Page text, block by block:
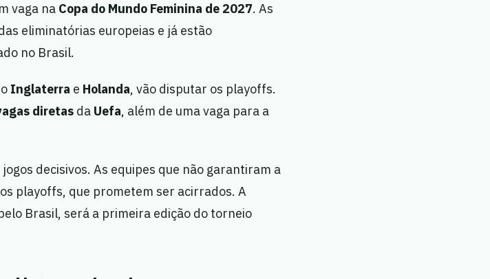
vaga na Copa do Mundo Feminina de 2027. As
eliminatórias europeias e já estão
no Brasil.
Inglaterra e Holanda, vão disputar os playoffs.
diretas da Uefa, além de uma vaga para a
decisivos. As equipes que não garantiram a
playoffs, que prometem ser acirrados. A
Brasil, será a primeira edição do torneio